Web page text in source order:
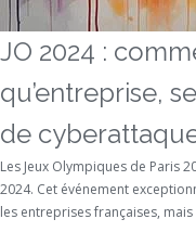
JO 2024 :
qu’entreprise,
de
Les Jeux Olympiques de Paris
2024. Cet événement
les entreprises françaises, mais